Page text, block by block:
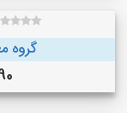
گروه